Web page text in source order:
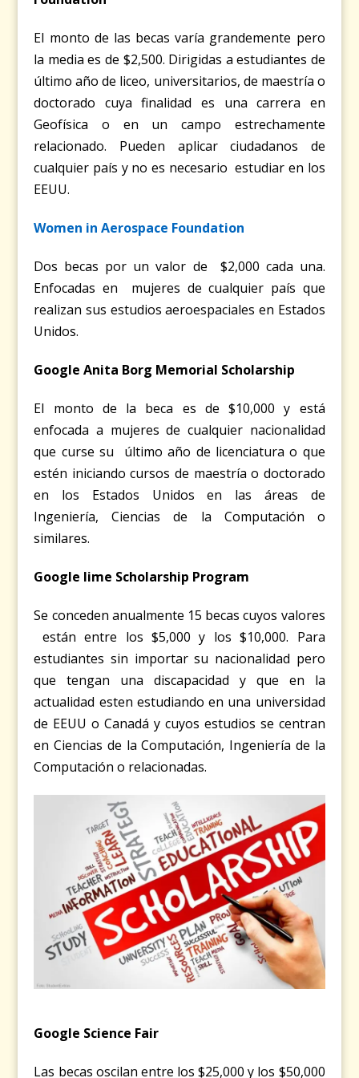
El monto de las becas varía grandemente pero
la media es de $2,500. Dirigidas a estudiantes de
último año de liceo, universitarios, de maestría o
doctorado cuya finalidad es una carrera en
Geofísica o en un campo estrechamente
relacionado. Pueden aplicar ciudadanos de
cualquier país y no es necesario estudiar en los
EEUU.
Women in Aerospace Foundation
Dos becas por un valor de $2,000 cada una.
Enfocadas en mujeres de cualquier país que
realizan sus estudios aeroespaciales en Estados
Unidos.
Google Anita Borg Memorial Scholarship
El monto de la beca es de $10,000 y está
enfocada a mujeres de cualquier nacionalidad
que curse su último año de licenciatura o que
estén iniciando cursos de maestría o doctorado
en los Estados Unidos en las áreas de
Ingeniería, Ciencias de la Computación o
similares.
Google lime Scholarship Program
Se conceden anualmente 15 becas cuyos valores
están entre los $5,000 y los $10,000. Para
estudiantes sin importar su nacionalidad pero
que tengan una discapacidad y que en la
actualidad esten estudiando en una universidad
de EEUU o Canadá y cuyos estudios se centran
en Ciencias de la Computación, Ingeniería de la
Computación o relacionadas.
Google Science Fair
Las becas oscilan entre los $25,000 y los $50,000